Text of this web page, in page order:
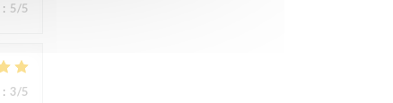
: 5/5
: 3/5